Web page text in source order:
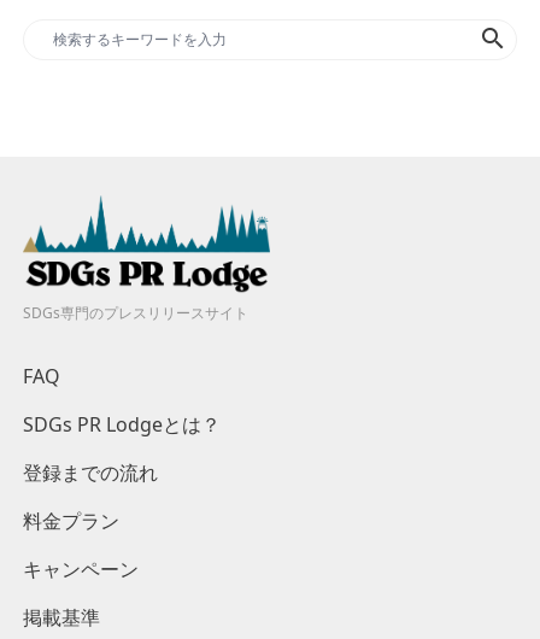
search
SDGs専門のプレスリリースサイト
FAQ
SDGs PR Lodgeとは？
登録までの流れ
料金プラン
キャンペーン
掲載基準